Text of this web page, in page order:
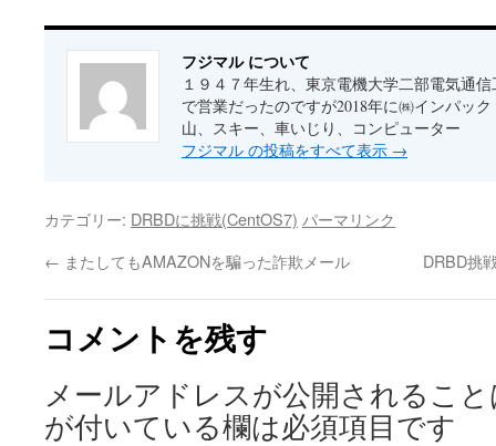
フジマル について
１９４７年生れ、東京電機大学二部電気通
で営業だったのですが2018年に㈱インパッ
山、スキー、車いじり、コンピューター
フジマル の投稿をすべて表示 →
カテゴリー: DRBDに挑戦(CentOS7) パーマリンク
← またしてもAMAZONを騙った詐欺メール DRBD挑
コメントを残す
メールアドレスが公開されるこ
が付いている欄は必須項目です